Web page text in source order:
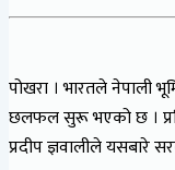
पोखरा । भारतले नेपाली
छलफल सुरू भएको छ ।
प्रदीप ज्ञवालीले यसबारे